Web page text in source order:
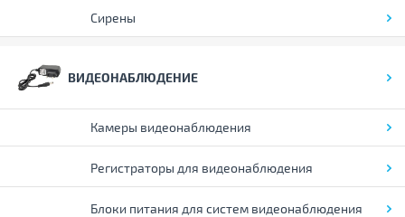
Сирены
ВИДЕОНАБЛЮДЕНИЕ
Камеры видеонаблюдения
Регистраторы для видеонаблюдения
Блоки питания для систем видеонаблюдения